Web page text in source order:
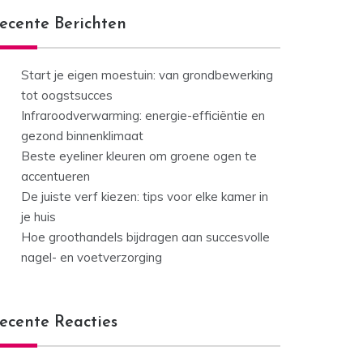
Berichten
Start je eigen moestuin: van grondbewerking
tot oogstsucces
Infraroodverwarming: energie-efficiëntie en
gezond binnenklimaat
Beste eyeliner kleuren om groene ogen te
accentueren
De juiste verf kiezen: tips voor elke kamer in
je huis
Hoe groothandels bijdragen aan succesvolle
nagel- en voetverzorging
Reacties